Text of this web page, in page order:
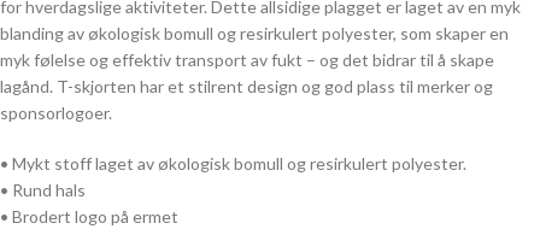
for hverdagslige aktiviteter. Dette allsidige plagget er laget av en myk
blanding av økologisk bomull og resirkulert polyester, som skaper en
myk følelse og effektiv transport av fukt – og det bidrar til å skape
lagånd. T-skjorten har et stilrent design og god plass til merker og
sponsorlogoer.
• Mykt stoff laget av økologisk bomull og resirkulert polyester.
• Rund hals
• Brodert logo på ermet